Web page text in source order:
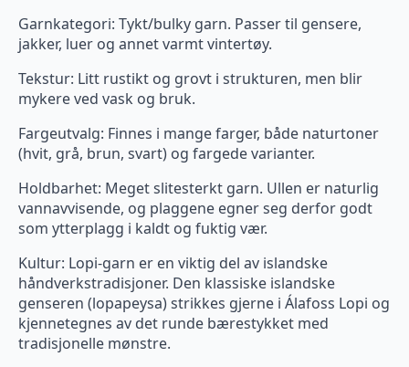
Garnkategori: Tykt/bulky garn. Passer til gensere,
jakker, luer og annet varmt vintertøy.
Tekstur: Litt rustikt og grovt i strukturen, men blir
mykere ved vask og bruk.
Fargeutvalg: Finnes i mange farger, både naturtoner
(hvit, grå, brun, svart) og fargede varianter.
Holdbarhet: Meget slitesterkt garn. Ullen er naturlig
vannavvisende, og plaggene egner seg derfor godt
som ytterplagg i kaldt og fuktig vær.
Kultur: Lopi-garn er en viktig del av islandske
håndverkstradisjoner. Den klassiske islandske
genseren (lopapeysa) strikkes gjerne i Álafoss Lopi og
kjennetegnes av det runde bærestykket med
tradisjonelle mønstre.